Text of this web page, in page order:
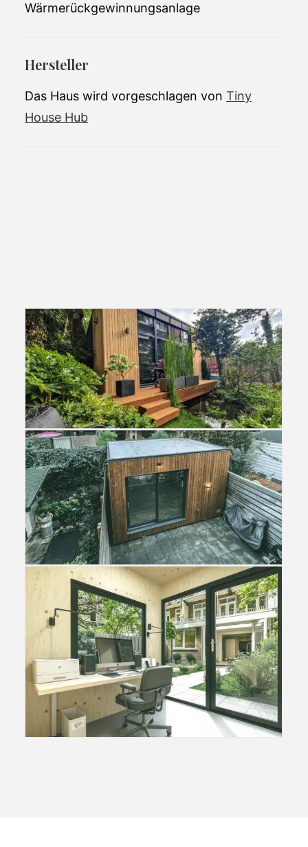
Wärmerückgewinnungsanlage
Hersteller
Das Haus wird vorgeschlagen von Tiny
House Hub